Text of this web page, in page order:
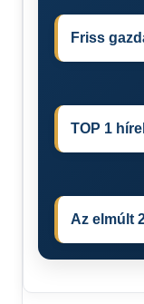
Friss
TOP 1
Az elmúlt